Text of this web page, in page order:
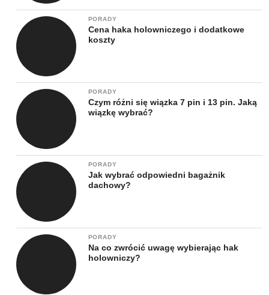
PORADY
Cena haka holowniczego i dodatkowe
koszty
PORADY
Czym różni się wiązka 7 pin i 13 pin. Jaką
wiązkę wybrać?
PORADY
Jak wybrać odpowiedni bagażnik
dachowy?
PORADY
Na co zwrócić uwagę wybierając hak
holowniczy?